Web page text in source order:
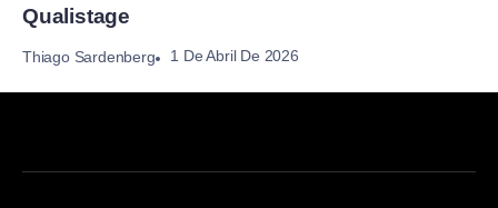
Qualistage
Thiago Sardenberg 1 De Abril De 2026